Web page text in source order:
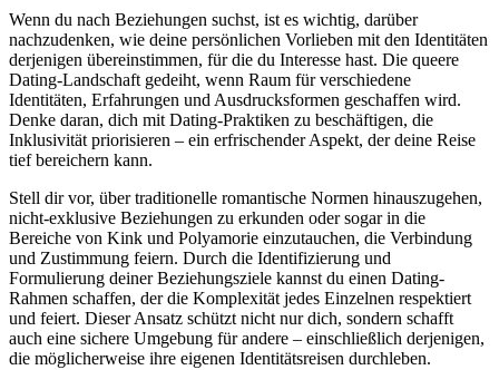
Wenn du nach Beziehungen suchst, ist es wichtig, darüber
nachzudenken, wie deine persönlichen Vorlieben mit den Identitäten
derjenigen übereinstimmen, für die du Interesse hast. Die queere
Dating-Landschaft gedeiht, wenn Raum für verschiedene
Identitäten, Erfahrungen und Ausdrucksformen geschaffen wird.
Denke daran, dich mit Dating-Praktiken zu beschäftigen, die
Inklusivität priorisieren – ein erfrischender Aspekt, der deine Reise
tief bereichern kann.
Stell dir vor, über traditionelle romantische Normen hinauszugehen,
nicht-exklusive Beziehungen zu erkunden oder sogar in die
Bereiche von Kink und Polyamorie einzutauchen, die Verbindung
und Zustimmung feiern. Durch die Identifizierung und
Formulierung deiner Beziehungsziele kannst du einen Dating-
Rahmen schaffen, der die Komplexität jedes Einzelnen respektiert
und feiert. Dieser Ansatz schützt nicht nur dich, sondern schafft
auch eine sichere Umgebung für andere – einschließlich derjenigen,
die möglicherweise ihre eigenen Identitätsreisen durchleben.